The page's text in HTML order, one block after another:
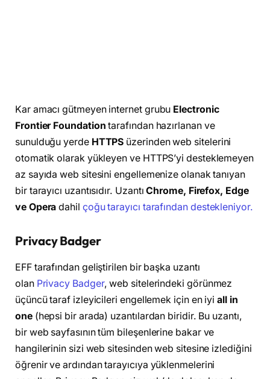
Kar amacı gütmeyen internet grubu Electronic
Frontier Foundation tarafından hazırlanan ve
sunulduğu yerde HTTPS üzerinden web sitelerini
otomatik olarak yükleyen ve HTTPS’yi desteklemeyen
az sayıda web sitesini engellemenize olanak tanıyan
bir tarayıcı uzantısıdır. UzantıChrome, Firefox, Edge
ve Opera dahil çoğu tarayıcı tarafından destekleniyor.
Privacy Badger
EFF tarafından geliştirilen bir başka uzantı
olan Privacy Badger, web sitelerindeki görünmez
üçüncü taraf izleyicileri engellemek için en iyiall in
one(hepsi bir arada) uzantılardan biridir. Bu uzantı,
bir web sayfasının tüm bileşenlerine bakar ve
hangilerinin sizi web sitesinden web sitesine izlediğini
öğrenir ve ardından tarayıcıya yüklenmelerini